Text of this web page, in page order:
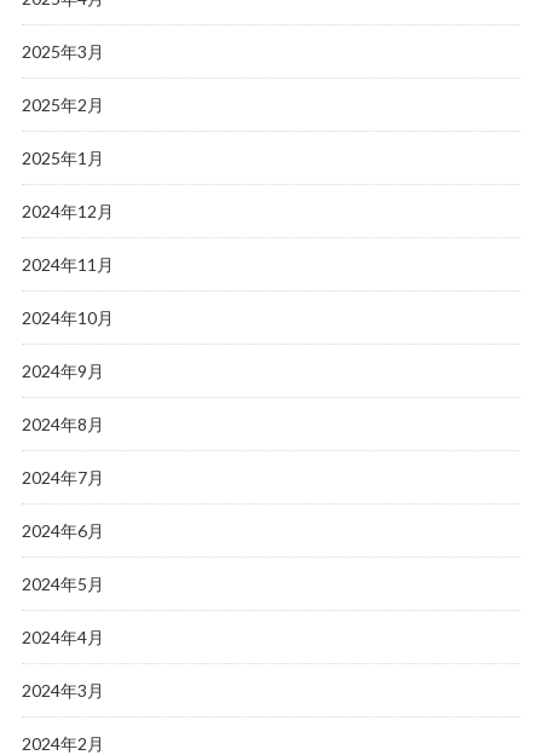
2025年3月
2025年2月
2025年1月
2024年12月
2024年11月
2024年10月
2024年9月
2024年8月
2024年7月
2024年6月
2024年5月
2024年4月
2024年3月
2024年2月